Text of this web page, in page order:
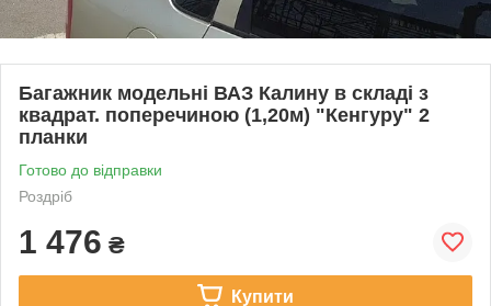
Багажник модельні ВАЗ Калину в складі з
квадрат. поперечиною (1,20м) "Кенгуру" 2
планки
Готово до відправки
Роздріб
1 476 ₴
Купити